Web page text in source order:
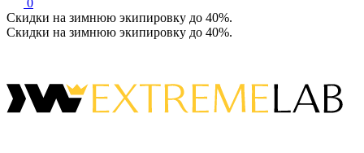
0
Скидки на зимнюю экипировку до 40%.
Скидки на зимнюю экипировку до 40%.